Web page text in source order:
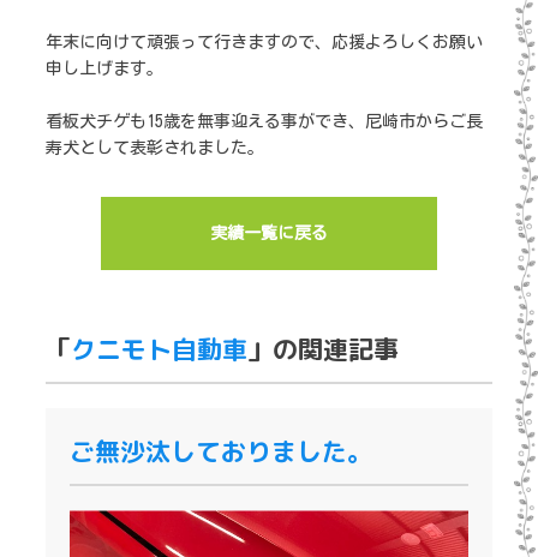
年末に向けて頑張って行きますので、応援よろしくお願い
申し上げます。
看板犬チゲも15歳を無事迎える事ができ、尼崎市からご長
寿犬として表彰されました。
実績一覧に戻る
「クニモト自動車」の関連記事
ご無沙汰しておりました。